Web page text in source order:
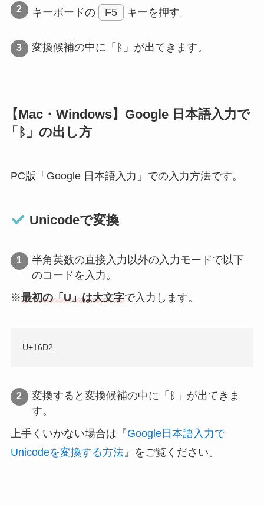
キーボードの F5 キーを押す。
変換候補の中に「ᛒ」が出てきます。
【Mac・Windows】Google 日本語入力で
「ᛒ」の出し方
PC版「Google 日本語入力」での入力方法です。
Unicodeで変換
半角英数の直接入力以外の入力モードで以下
のコードを入力。
※最初の「U」は大文字で入力します。
U+16D2
変換すると変換候補の中に「ᛒ」が出てきま
す。
上手くいかない場合は『Google日本語入力で
Unicodeを変換する方法』をご覧ください。